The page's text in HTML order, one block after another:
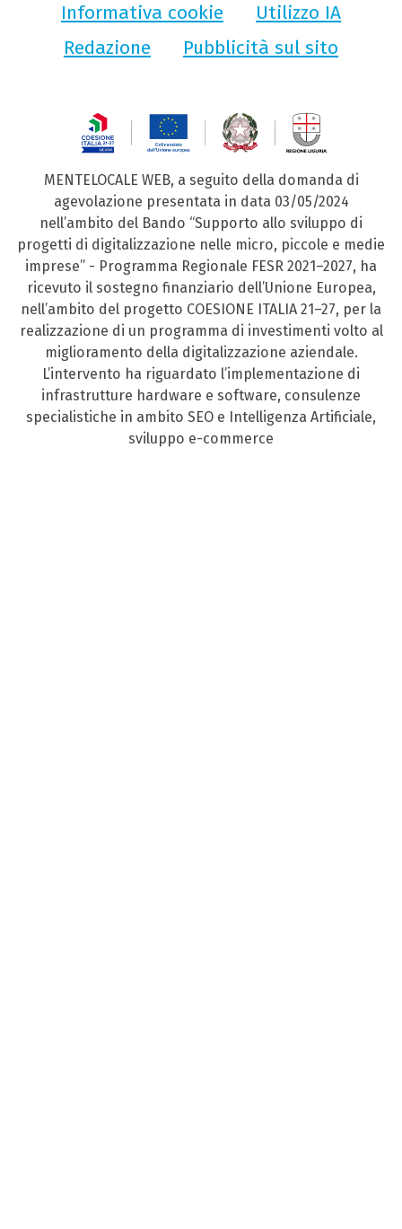
Informativa cookie
Utilizzo IA
Redazione
Pubblicità sul sito
MENTELOCALE WEB, a seguito della domanda di
agevolazione presentata in data 03/05/2024
nell’ambito del Bando “Supporto allo sviluppo di
progetti di digitalizzazione nelle micro, piccole e medie
imprese” - Programma Regionale FESR 2021–2027, ha
ricevuto il sostegno finanziario dell’Unione Europea,
nell’ambito del progetto COESIONE ITALIA 21–27, per la
realizzazione di un programma di investimenti volto al
miglioramento della digitalizzazione aziendale.
L’intervento ha riguardato l’implementazione di
infrastrutture hardware e software, consulenze
specialistiche in ambito SEO e Intelligenza Artificiale,
sviluppo e-commerce